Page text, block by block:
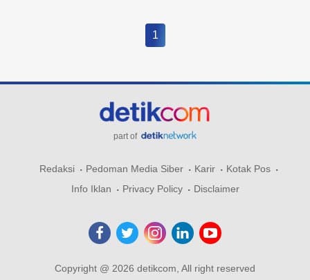
1
part of
Redaksi Pedoman Media Siber Karir
Kotak Pos
Info Iklan
Privacy Policy Disclaimer
Copyright @ 2026 detikcom, All right reserved